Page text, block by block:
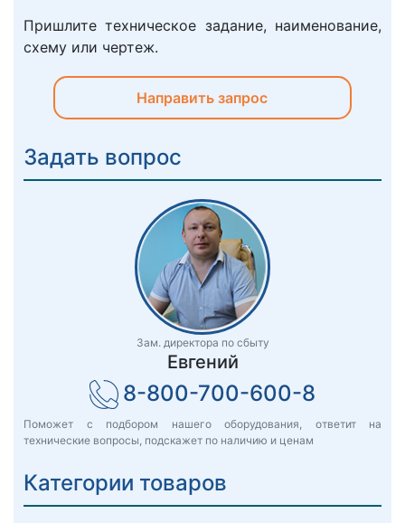
Пришлите техническое задание, наименование,
схему или чертеж.
Направить запрос
Задать вопрос
Зам. директора по сбыту
Евгений
8-800-700-600-8
Поможет с подбором нашего оборудования, ответит на
технические вопросы, подскажет по наличию и ценам
Категории товаров